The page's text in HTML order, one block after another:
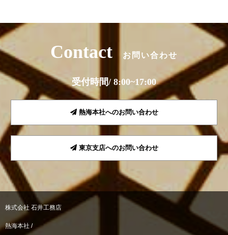
Contact お問い合わせ
受付時間/ 8:00~17:00
熱海本社へのお問い合わせ
東京支店へのお問い合わせ
株式会社 石井工務店
熱海本社 /